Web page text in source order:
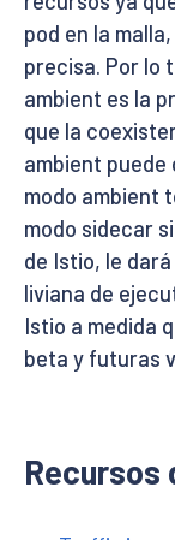
pod en la
precisa. Por lo
ambient es la
que la
ambient puede
modo ambient
modo sidecar
de Istio, le
liviana de
Istio a medida
beta y futuras
Recursos